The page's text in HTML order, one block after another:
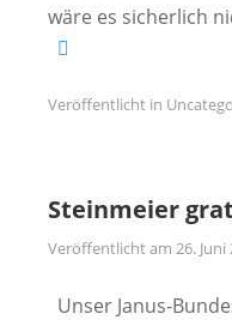
wäre es sicherlich
Veröffentlicht in
Steinmeier
Veröffentlicht am 26. Juni
Unser Janus-